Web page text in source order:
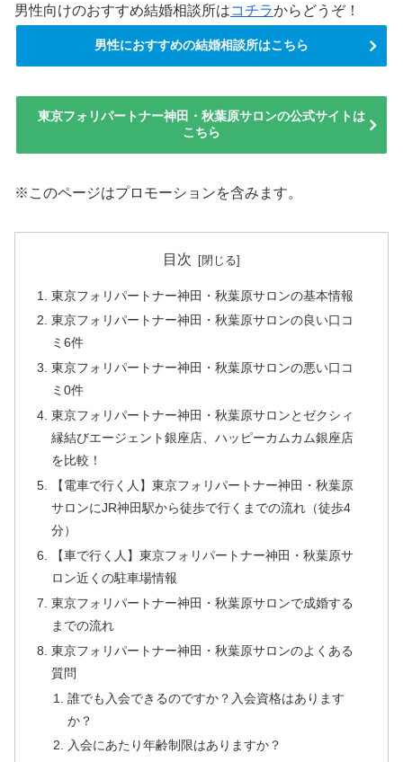
男性向けのおすすめ結婚相談所はコチラからどうぞ！
男性におすすめの結婚相談所はこちら
東京フォリパートナー神田・秋葉原サロンの公式サイトは
こちら
※このページはプロモーションを含みます。
目次
東京フォリパートナー神田・秋葉原サロンの基本情報
東京フォリパートナー神田・秋葉原サロンの良い口コ
ミ6件
東京フォリパートナー神田・秋葉原サロンの悪い口コ
ミ0件
東京フォリパートナー神田・秋葉原サロンとゼクシィ
縁結びエージェント銀座店、ハッピーカムカム銀座店
を比較！
【電車で行く人】東京フォリパートナー神田・秋葉原
サロンにJR神田駅から徒歩で行くまでの流れ（徒歩4
分）
【車で行く人】東京フォリパートナー神田・秋葉原サ
ロン近くの駐車場情報
東京フォリパートナー神田・秋葉原サロンで成婚する
までの流れ
東京フォリパートナー神田・秋葉原サロンのよくある
質問
誰でも入会できるのですか？入会資格はあります
か？
入会にあたり年齢制限はありますか？